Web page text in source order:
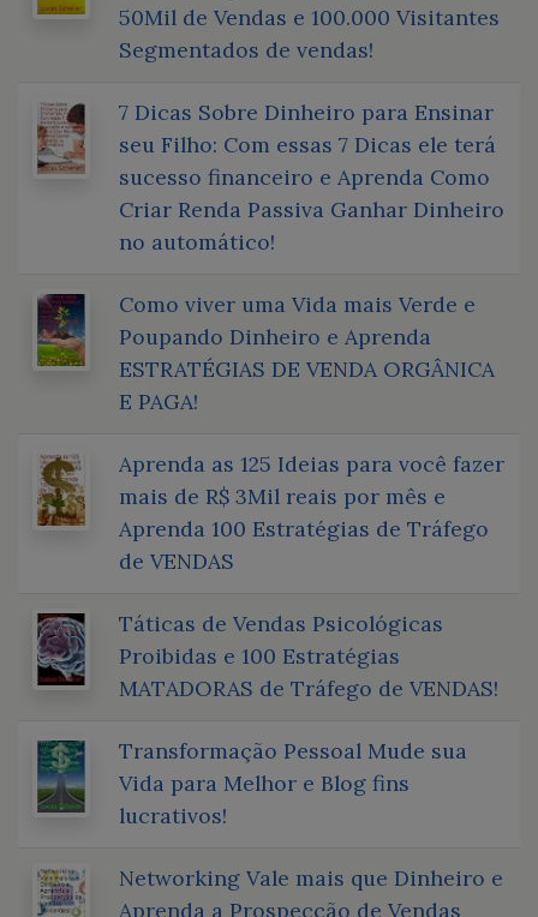
50Mil de Vendas e 100.000 Visitantes
Segmentados de vendas!
7 Dicas Sobre Dinheiro para Ensinar
seu Filho: Com essas 7 Dicas ele terá
sucesso financeiro e Aprenda Como
Criar Renda Passiva Ganhar Dinheiro
no automático!
Como viver uma Vida mais Verde e
Poupando Dinheiro e Aprenda
ESTRATÉGIAS DE VENDA ORGÂNICA
E PAGA!
Aprenda as 125 Ideias para você fazer
mais de R$ 3Mil reais por mês e
Aprenda 100 Estratégias de Tráfego
de VENDAS
Táticas de Vendas Psicológicas
Proibidas e 100 Estratégias
MATADORAS de Tráfego de VENDAS!
Transformação Pessoal Mude sua
Vida para Melhor e Blog fins
lucrativos!
Networking Vale mais que Dinheiro e
Aprenda a Prospecção de Vendas